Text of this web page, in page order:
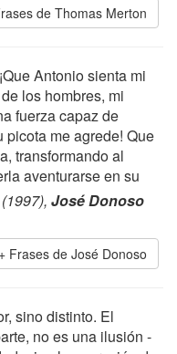
de Thomas Merton
Antonio sienta mi
los hombres, mi
fuerza capaz de
picota me agrede! Que
transformando al
aventurarse en su
José Donoso
Frases de José Donoso
sino distinto. El
no es una ilusión -